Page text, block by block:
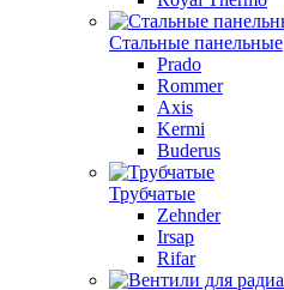
Стальные панельные
Prado
Rommer
Axis
Kermi
Buderus
Трубчатые
Zehnder
Irsap
Rifar